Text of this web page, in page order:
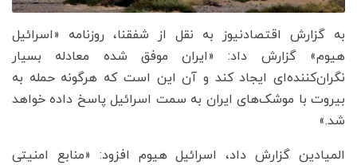
به گزارش اقتصادنیوز به نقل از شفقنا، روزنامه «اسرائیل
هیوم» گزارش داد: «ایران موفق شده معادله بسیار
نگران‌کننده‌ای ایجاد کند و آن این است که هرگونه حمله به
بیروت با موشک‌های ایران به سمت اسرائیل پاسخ داده خواهد
شد.»
المیادین گزارش داد، اسرائیل هیوم افزود: «منابع امنیتی